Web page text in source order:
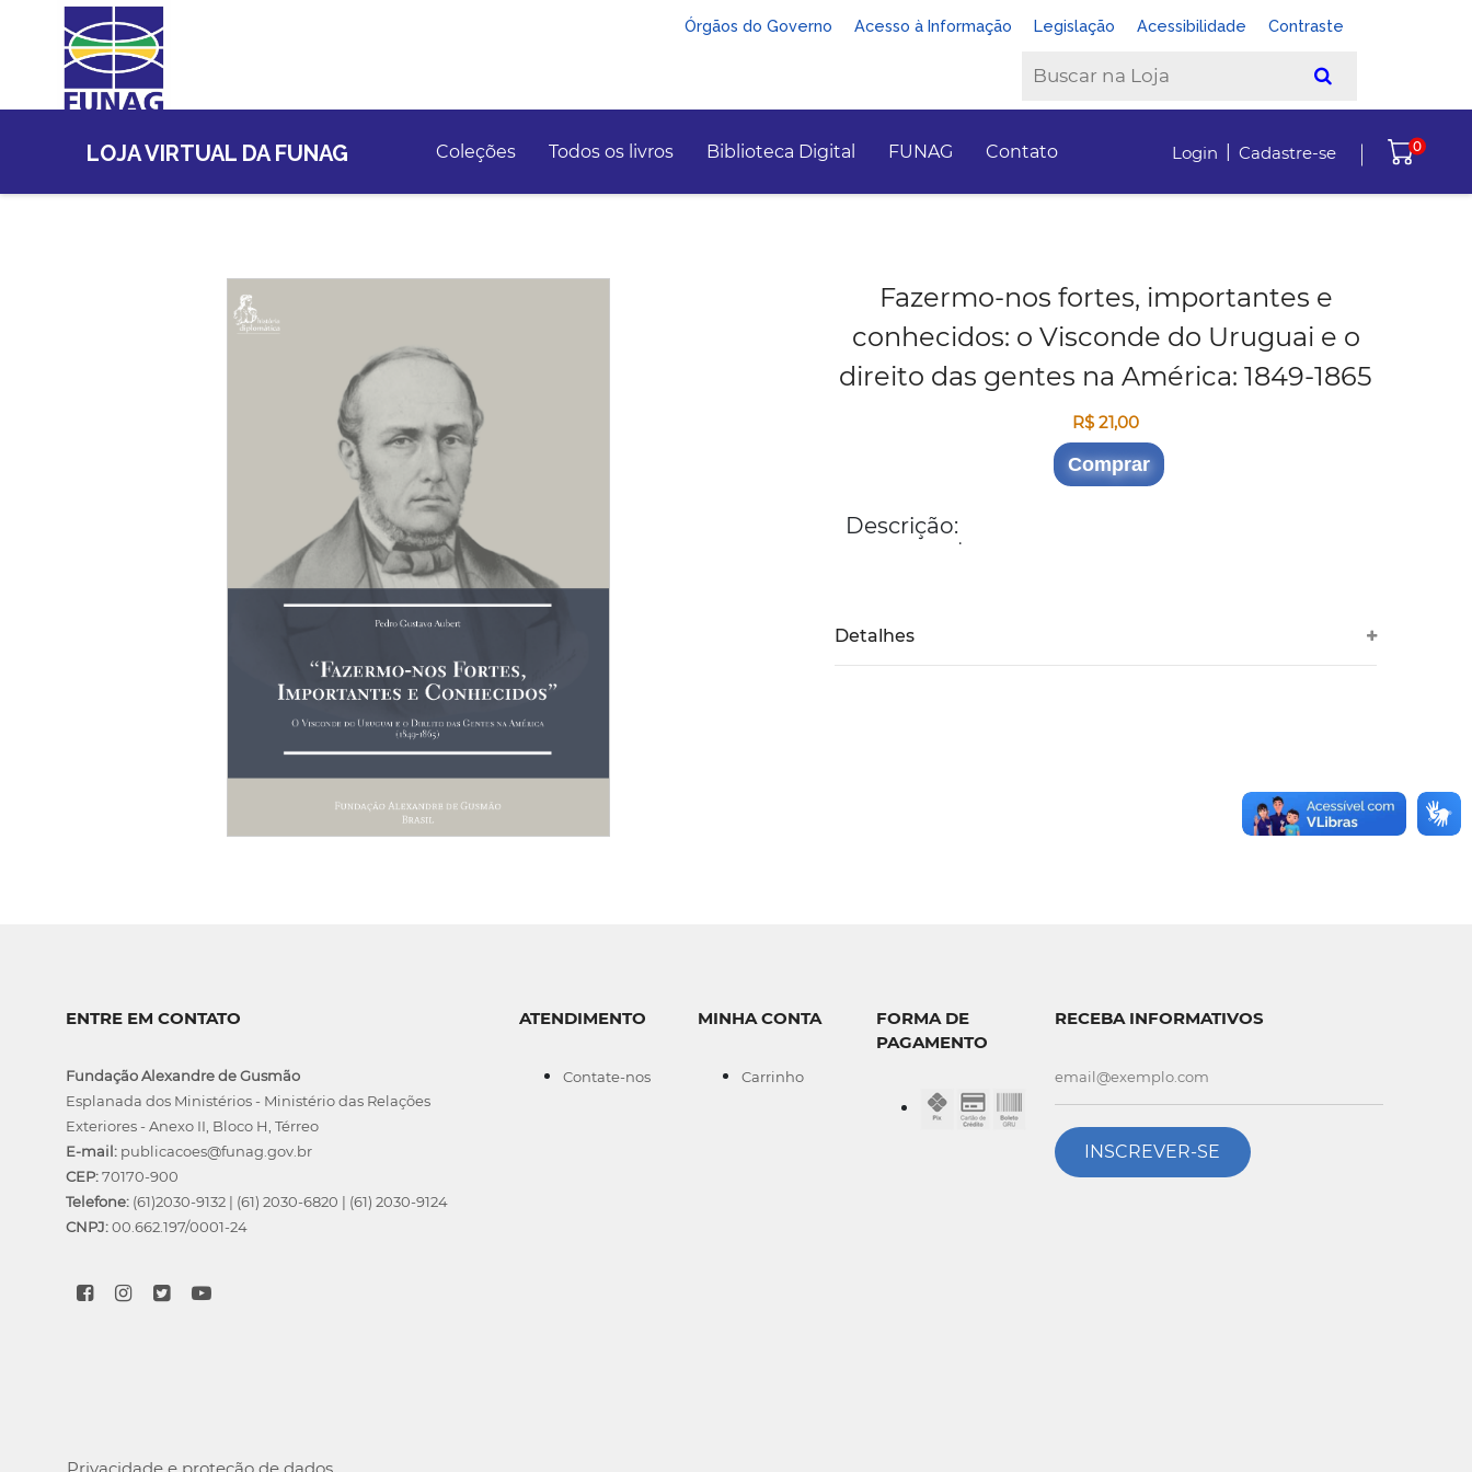
Órgãos do Governo Acesso à Informação Legislação Acessibilidade Contraste
LOJA VIRTUAL DA FUNAG Coleções Todos os livros Biblioteca Digital FUNAG Contato Login Cadastre-se 0
Fazermo-nos fortes, importantes e
conhecidos: o Visconde do Uruguai e o
direito das gentes na América: 1849-1865
R$ 21,00
Comprar
Descrição:.
Detalhes
ENTRE EM CONTATO
Fundação Alexandre de Gusmão
Esplanada dos Ministérios - Ministério das Relações
Exteriores - Anexo II, Bloco H, Térreo
E-mail: publicacoes@funag.gov.br
CEP:70170-900
Telefone: (61)2030-9132 | (61) 2030-6820 | (61) 2030-9124
CNPJ:00.662.197/0001-24
ATENDIMENTO
Contate-nos
MINHA CONTA
Carrinho
FORMA DE
PAGAMENTO
RECEBA INFORMATIVOS
INSCREVER-SE
Privacidade e proteção de dados